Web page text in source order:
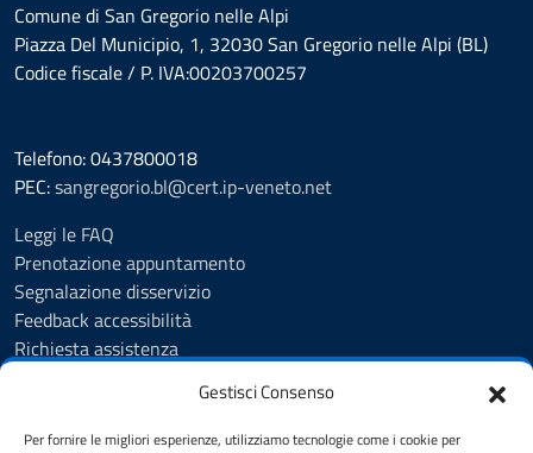
Gestisci Consenso
Per fornire le migliori esperienze, utilizziamo tecnologie come i cookie per
Comune di San Gregorio nelle Alpi
Piazza Del Municipio, 1, 32030 San Gregorio nelle Alpi (BL)
Codice fiscale / P. IVA:00203700257
Telefono: 0437800018
PEC:sangregorio.bl@cert.ip-veneto.net
Leggi le FAQ
Prenotazione appuntamento
Segnalazione disservizio
Feedback accessibilità
Richiesta assistenza
Amministrazione trasparente
Informativa privacy